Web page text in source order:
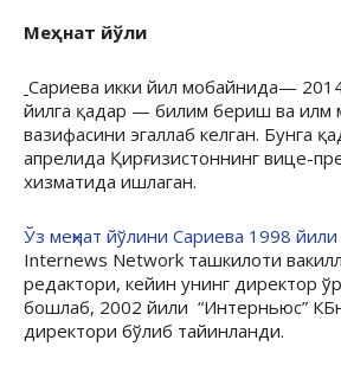
Меҳнат йўли
Сариева икки йил мобайнида—
йилга қадар — билим бериш ва илм
вазифасини эгаллаб келган. Бунга
апрелида Қирғизистоннинг вице-
хизматида ишлаган.
Ўз меҳнат йўлини Сариева 1998 йили
Internews Network ташкилоти
редактори, кейин унинг директор
бошлаб, 2002 йили “Интерньюс”
директори бўлиб тайинланди.